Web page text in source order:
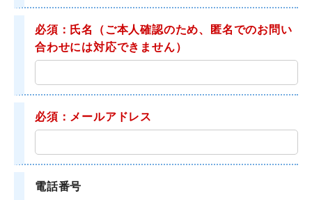
必須：氏名
（ご本人確認のため、匿名でのお問い
合わせには対応できません）
必須：メールアドレス
電話番号